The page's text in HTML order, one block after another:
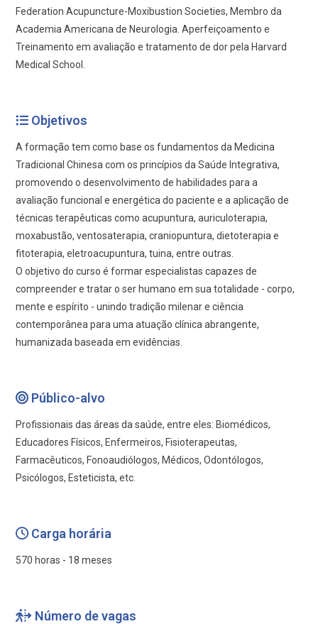
Federation Acupuncture-Moxibustion Societies, Membro da
Academia Americana de Neurologia. Aperfeiçoamento e
Treinamento em avaliação e tratamento de dor pela Harvard
Medical School.
Objetivos
A formação tem como base os fundamentos da Medicina
Tradicional Chinesa com os princípios da Saúde Integrativa,
promovendo o desenvolvimento de habilidades para a
avaliação funcional e energética do paciente e a aplicação de
técnicas terapêuticas como acupuntura, auriculoterapia,
moxabustão, ventosaterapia, craniopuntura, dietoterapia e
fitoterapia, eletroacupuntura, tuina, entre outras.
O objetivo do curso é formar especialistas capazes de
compreender e tratar o ser humano em sua totalidade - corpo,
mente e espírito - unindo tradição milenar e ciência
contemporânea para uma atuação clínica abrangente,
humanizada baseada em evidências.
Público-alvo
Profissionais das áreas da saúde, entre eles: Biomédicos,
Educadores Físicos, Enfermeiros, Fisioterapeutas,
Farmacêuticos, Fonoaudiólogos, Médicos, Odontólogos,
Psicólogos, Esteticista, etc.
Carga horária
570 horas - 18 meses
Número de vagas